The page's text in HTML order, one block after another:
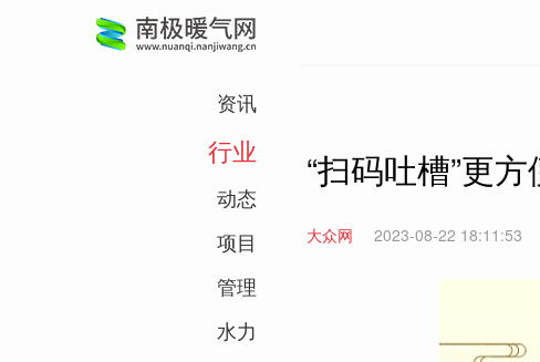
资讯
行业
动态
项目
管理
水力
“扫码吐槽”更
大众网 2023-08-22 18:11:53